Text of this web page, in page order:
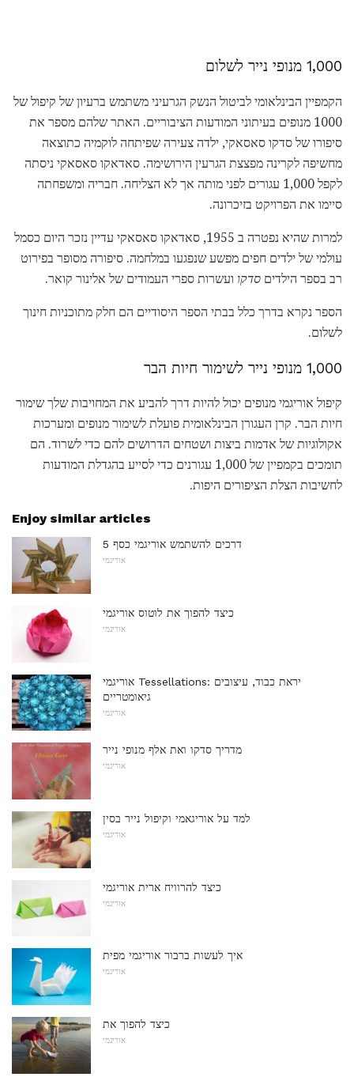
1,000 מנופי נייר לשלום
הקמפיין הבינלאומי לביטול הנשק הגרעיני משתמש ברעיון של קיפול של
1000 מנופים בעיתוני המודעות הציבוריים. האתר שלהם מספר את
סיפורו של סדקו סאסאקי, ילדה צעירה שפיתחה לוקמיה כתוצאה
מחשיפה לקרינה מפצצת הגרעין הירושימה. סאדאקו סאסאקי ניסתה
לקפל 1,000 עגורים לפני מותה אך לא הצליחה. חבריה ומשפחתה
סיימו את הפרויקט בזיכרונה.
למרות שהיא נפטרה ב 1955, סאדאקו סאסאקי עדיין נזכר היום כסמל
עולמי של ילדים חפים מפשע שנפגעו במלחמה. סיפורה מסופר בפירוט
רב בספר הילדים סדקו ועשרות ספרי העמודים של אלינור קואר.
הספר נקרא בדרך כלל בבתי הספר היסודיים הם חלק מתוכניות חינוך
לשלום.
1,000 מנופי נייר לשימור חיות הבר
קיפול אוריגמי מנופים יכול להיות דרך להביע את המחויבות שלך שימור
חיות הבר. קרן העגורן הבינלאומית פועלת לשימור מנופים ומערכות
אקולוגיות של אדמות ביצות ושטחים הדרושים להם כדי לשרוד. הם
תומכים בקמפיין של 1,000 עגורנים כדי לסייע בהגדלת המודעות
לחשיבות הצלת הציפורים היפות.
Enjoy similar articles
5 דרכים להשתמש אוריגמי כסף
אוריגמי
כיצד להפוך את לוטוס אוריגמי
אוריגמי
אוריגמי Tessellations: יראת כבוד, עיצובים
גיאומטריים
אוריגמי
מדריך סדקו ואת אלף מנופי נייר
אוריגמי
למד על אוריגאמי וקיפול נייר בסין
אוריגמי
כיצד להרוויח ארית אוריגמי
אוריגמי
איך לעשות ברבור אוריגמי מפית
אוריגמי
כיצד להפוך את
אוריגמי